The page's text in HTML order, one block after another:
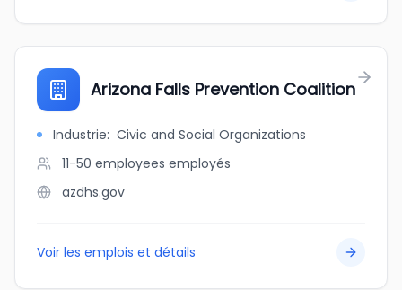
Arizona Falls Prevention Coalition
Industrie: Civic and Social Organizations
11-50 employees employés
azdhs.gov
Voir les emplois et détails